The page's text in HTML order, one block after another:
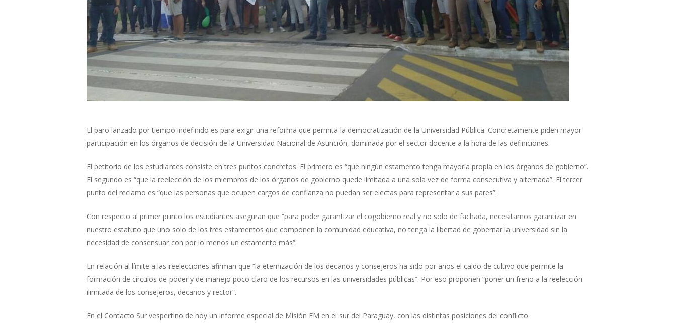
El paro lanzado por tiempo indefinido es para exigir una reforma que permita la democratización de la Universidad Pública. Concretamente piden mayor
participación en los órganos de decisión de la Universidad Nacional de Asunción, dominada por el sector docente a la hora de las definiciones.
El petitorio de los estudiantes consiste en tres puntos concretos. El primero es “que ningún estamento tenga mayoría propia en los órganos de gobierno”.
El segundo es “que la reelección de los miembros de los órganos de gobierno quede limitada a una sola vez de forma consecutiva y alternada”. El tercer
punto del reclamo es “que las personas que ocupen cargos de confianza no puedan ser electas para representar a sus pares”.
Con respecto al primer punto los estudiantes aseguran que “para poder garantizar el cogobierno real y no solo de fachada, necesitamos garantizar en
nuestro estatuto que uno solo de los tres estamentos que componen la comunidad educativa, no tenga la libertad de gobernar la universidad sin la
necesidad de consensuar con por lo menos un estamento más”.
En relación al límite a las reelecciones afirman que “la eternización de los decanos y consejeros ha sido por años el caldo de cultivo que permite la
formación de círculos de poder y de manejo poco claro de los recursos en las universidades públicas”. Por eso proponen “poner un freno a la reelección
ilimitada de los consejeros, decanos y rector”.
En el Contacto Sur vespertino de hoy un informe especial de Misión FM en el sur del Paraguay, con las distintas posiciones del conflicto.